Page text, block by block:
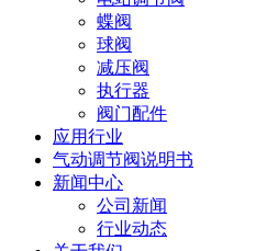
蝶阀
球阀
减压阀
执行器
阀门配件
应用行业
气动调节阀说明书
新闻中心
公司新闻
行业动态